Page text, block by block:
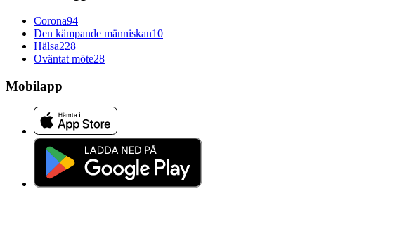
Corona94
Den kämpande människan10
Hälsa228
Oväntat möte28
Mobilapp